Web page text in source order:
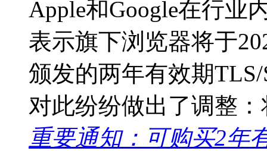
Apple和Google在行业
表示旗下浏览器将于
颁发的两年有效期
对此纷纷做出了调整：
重要通知：可购买2年